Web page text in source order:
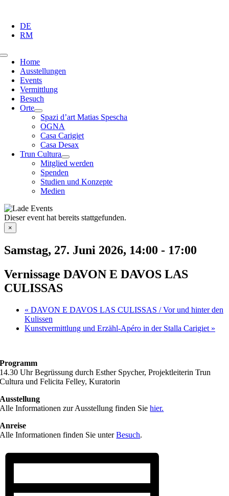
springen
DE
RM
Toggle
Navigation
Home
Ausstellungen
Events
Vermittlung
Besuch
Orte
Spazi d’art Matias Spescha
OGNA
Casa Carigiet
Casa Desax
Trun Cultura
Mitglied werden
Spenden
Studien und Konzepte
Medien
Dieser event hat bereits stattgefunden.
×
Samstag, 27. Juni 2026, 14:00 - 17:00
Vernissage DAVON E DAVOS LAS
CULISSAS
« DAVON E DAVOS LAS CULISSAS / Vor und hinter den
Kulissen
Kunstvermittlung und Erzähl-Apéro in der Stalla Carigiet »
Programm
14.30 Uhr Begrüssung durch Esther Spycher, Projektleiterin Trun
Cultura und Felicita Felley, Kuratorin
Ausstellung
Alle Informationen zur Ausstellung finden Siehier.
Anreise
Alle Informationen finden Sie unterBesuch.